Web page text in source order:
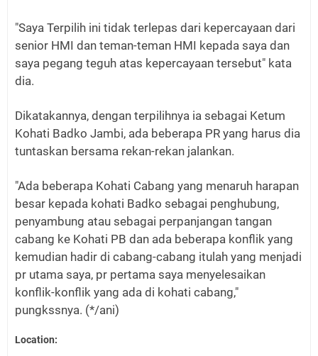
"Saya Terpilih ini tidak terlepas dari kepercayaan dari
senior HMI dan teman-teman HMI kepada saya dan
saya pegang teguh atas kepercayaan tersebut" kata
dia.
Dikatakannya, dengan terpilihnya ia sebagai Ketum
Kohati Badko Jambi, ada beberapa PR yang harus dia
tuntaskan bersama rekan-rekan jalankan.
"Ada beberapa Kohati Cabang yang menaruh harapan
besar kepada kohati Badko sebagai penghubung,
penyambung atau sebagai perpanjangan tangan
cabang ke Kohati PB dan ada beberapa konflik yang
kemudian hadir di cabang-cabang itulah yang menjadi
pr utama saya, pr pertama saya menyelesaikan
konflik-konflik yang ada di kohati cabang,"
pungkssnya. (*/ani)
Location: